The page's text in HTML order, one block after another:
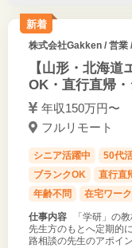
新着
株式会社Gakken/ 営業
【山形・北海
OK・直行直帰
年収150万円〜
フルリモート
シニア活躍中 50代
ブランクOK
直行直
年齢不問
在宅ワーク
仕事内容
「学研」の
先生方のもとへ定期的
路相談の先生のアポイ